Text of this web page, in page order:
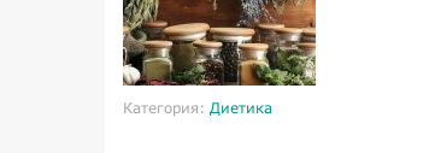
Категория: Диетика